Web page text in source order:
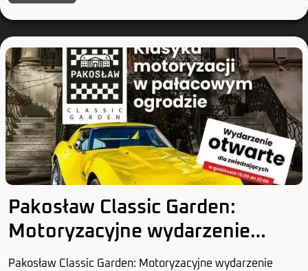
Pakosław Classic Garden:
Motoryzacyjne wydarzenie
sezonu
Pakosław Classic Garden: Motoryzacyjne wydarzenie